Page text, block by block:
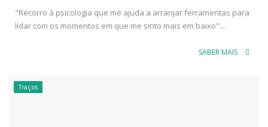
"Recorro à psicologia que me ajuda a arranjar ferramentas para
lidar com os momentos em que me sinto mais em baixo"...
SABER MAIS
Traços